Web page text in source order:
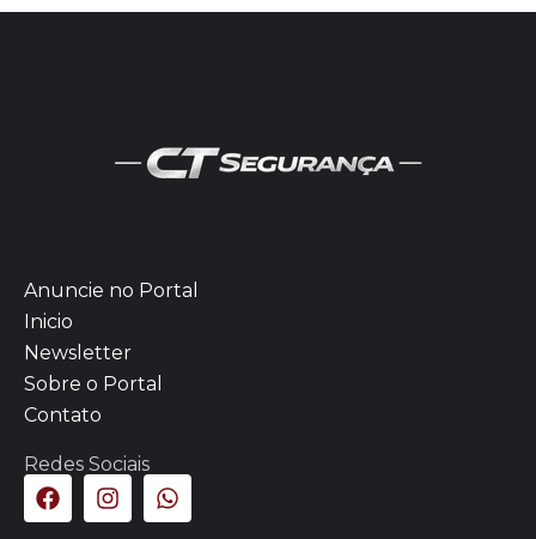
Anuncie no Portal
Inicio
Newsletter
Sobre o Portal
Contato
Redes Sociais